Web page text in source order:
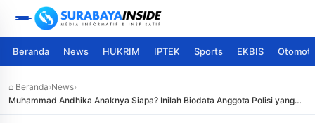
Beranda News HUKRIM IPTEK Sports EKBIS
⌂ Beranda›News›
Muhammad Andhika Anaknya Siapa? Inilah Biodata Anggota Polisi yang
Resmi Menikah dengan Valerie Tifanka, Bukan Orang Sembarangan?